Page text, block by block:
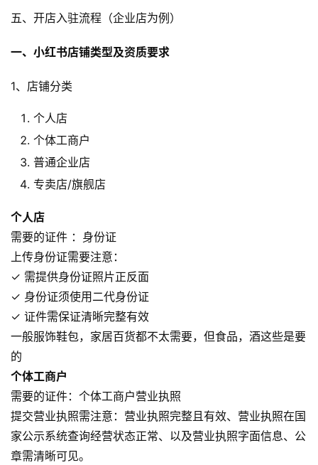
五、开店入驻流程（企业店为例）
一、小红书店铺类型及资质要求
1、店铺分类
个人店
个体工商户
普通企业店
专卖店/旗舰店
个人店
需要的证件 ：身份证
上传身份证需要注意：
✓ 需提供身份证照片正反面
✓ 身份证须使用二代身份证
✓ 证件需保证清晰完整有效
一般服饰鞋包，家居百货都不太需要，但食品，酒这些是要
的
个体工商户
需要的证件：个体工商户营业执照
提交营业执照需注意：营业执照完整且有效、营业执照在国
家公示系统查询经营状态正常、以及营业执照字面信息、公
章需清晰可见。